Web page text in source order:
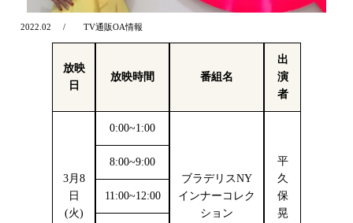
2022.02 TV通販OA情報
放映
日
放映時間 番組名
出
演
者
3月8
日
(火)
0:00~1:00
ブラデリスNY
インナーコレク
ション
平
久
保
晃
8:00~9:00
11:00~12:00